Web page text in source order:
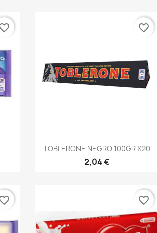
Vista rápida
TOBLERONE NEGRO 100GR X20
2,04 €
favorite_border
favorite_border